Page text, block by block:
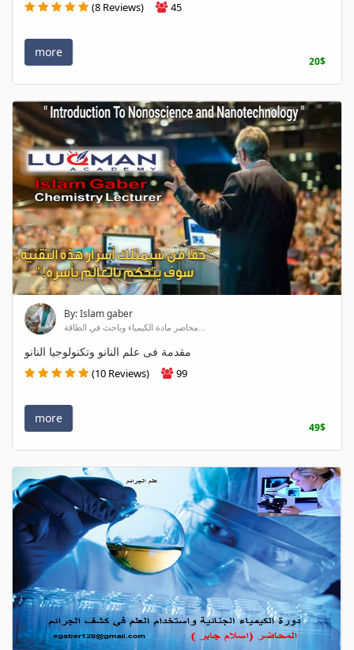
(8 Reviews) 45
more
20$
By: Islam gaber
محاضر مادة الكيمياء وباحث في الطاقة...
مقدمة فى علم النانو وتكنولوجيا النانو
(10 Reviews) 99
more
49$